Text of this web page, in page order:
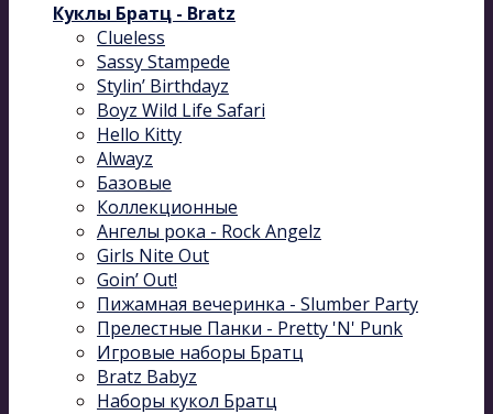
Куклы Братц - Bratz
Clueless
Sassy Stampede
Stylin’ Birthdayz
Boyz Wild Life Safari
Hello Kitty
Alwayz
Базовые
Коллекционные
Ангелы рока - Rock Angelz
Girls Nite Out
Goin’ Out!
Пижамная вечеринка - Slumber Party
Прелестные Панки - Pretty 'N' Punk
Игровые наборы Братц
Bratz Babyz
Наборы кукол Братц